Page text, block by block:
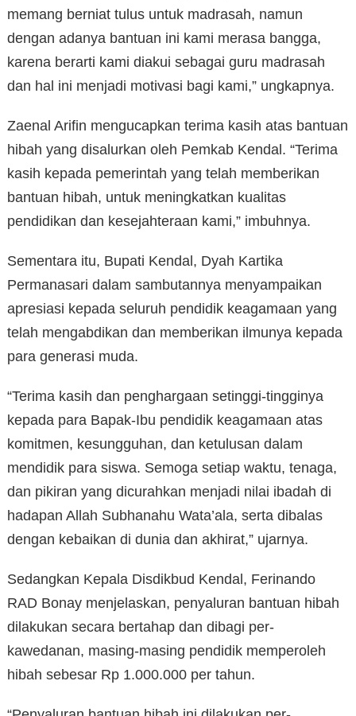
memang berniat tulus untuk madrasah, namun
dengan adanya bantuan ini kami merasa bangga,
karena berarti kami diakui sebagai guru madrasah
dan hal ini menjadi motivasi bagi kami,” ungkapnya.
Zaenal Arifin mengucapkan terima kasih atas bantuan
hibah yang disalurkan oleh Pemkab Kendal. “Terima
kasih kepada pemerintah yang telah memberikan
bantuan hibah, untuk meningkatkan kualitas
pendidikan dan kesejahteraan kami,” imbuhnya.
Sementara itu, Bupati Kendal, Dyah Kartika
Permanasari dalam sambutannya menyampaikan
apresiasi kepada seluruh pendidik keagamaan yang
telah mengabdikan dan memberikan ilmunya kepada
para generasi muda.
“Terima kasih dan penghargaan setinggi-tingginya
kepada para Bapak-Ibu pendidik keagamaan atas
komitmen, kesungguhan, dan ketulusan dalam
mendidik para siswa. Semoga setiap waktu, tenaga,
dan pikiran yang dicurahkan menjadi nilai ibadah di
hadapan Allah Subhanahu Wata’ala, serta dibalas
dengan kebaikan di dunia dan akhirat,” ujarnya.
Sedangkan Kepala Disdikbud Kendal, Ferinando
RAD Bonay menjelaskan, penyaluran bantuan hibah
dilakukan secara bertahap dan dibagi per-
kawedanan, masing-masing pendidik memperoleh
hibah sebesar Rp 1.000.000 per tahun.